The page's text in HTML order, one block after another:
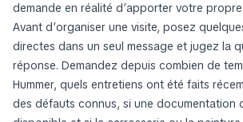
demande en réalité d’apporter votre
Avant d’organiser une visite, posez
directes dans un seul message et jugez la
réponse. Demandez depuis combien de
Hummer, quels entretiens ont été faits
des défauts connus, si une documentation